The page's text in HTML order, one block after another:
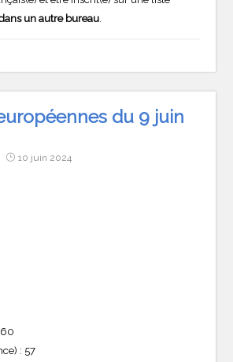
un autre bureau
du 9 juin
10 juin 2024
60
: 57